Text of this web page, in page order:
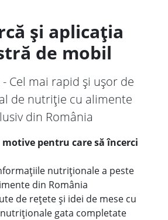
și aplicația
de mobil
- Cel mai rapid și ușor de
de nutriție cu alimente
din România
pentru care să încerci
nutriționale a peste
din România
de rețete și idei de mese cu
gata completate